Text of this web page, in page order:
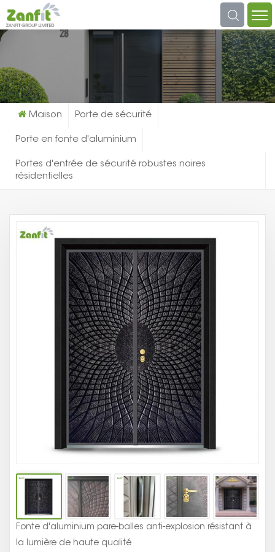
Maison Porte de sécurité
Porte en fonte d'aluminium
Portes d'entrée de sécurité robustes noires
résidentielles
Fonte d'aluminium pare-balles anti-explosion résistant à
la lumière de haute qualité